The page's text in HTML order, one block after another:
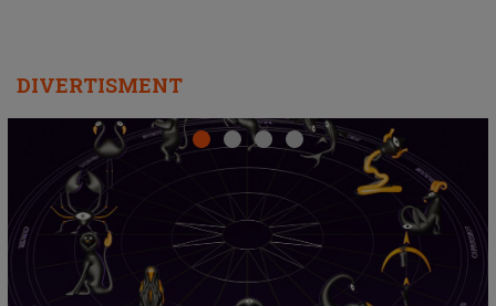
DIVERTISMENT